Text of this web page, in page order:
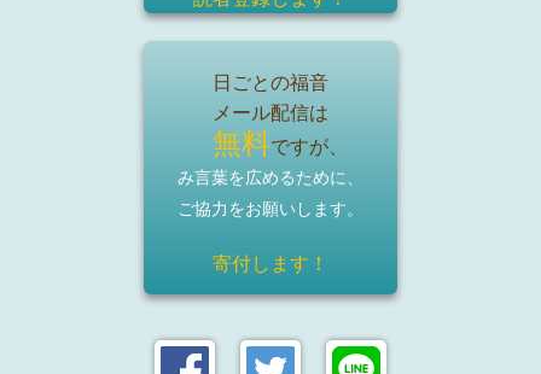
日ごとの福音
メール配信は
無料ですが、
み言葉を広めるために、
ご協力をお願いします。
寄付します！